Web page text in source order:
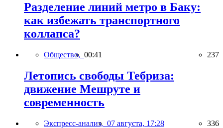
Разделение линий метро в Баку:
как избежать транспортного
коллапса?
Общество, 00:41 237
Летопись свободы Тебриза:
движение Мешруте и
современность
Экспресс-анализ, 07 августа, 17:28 336